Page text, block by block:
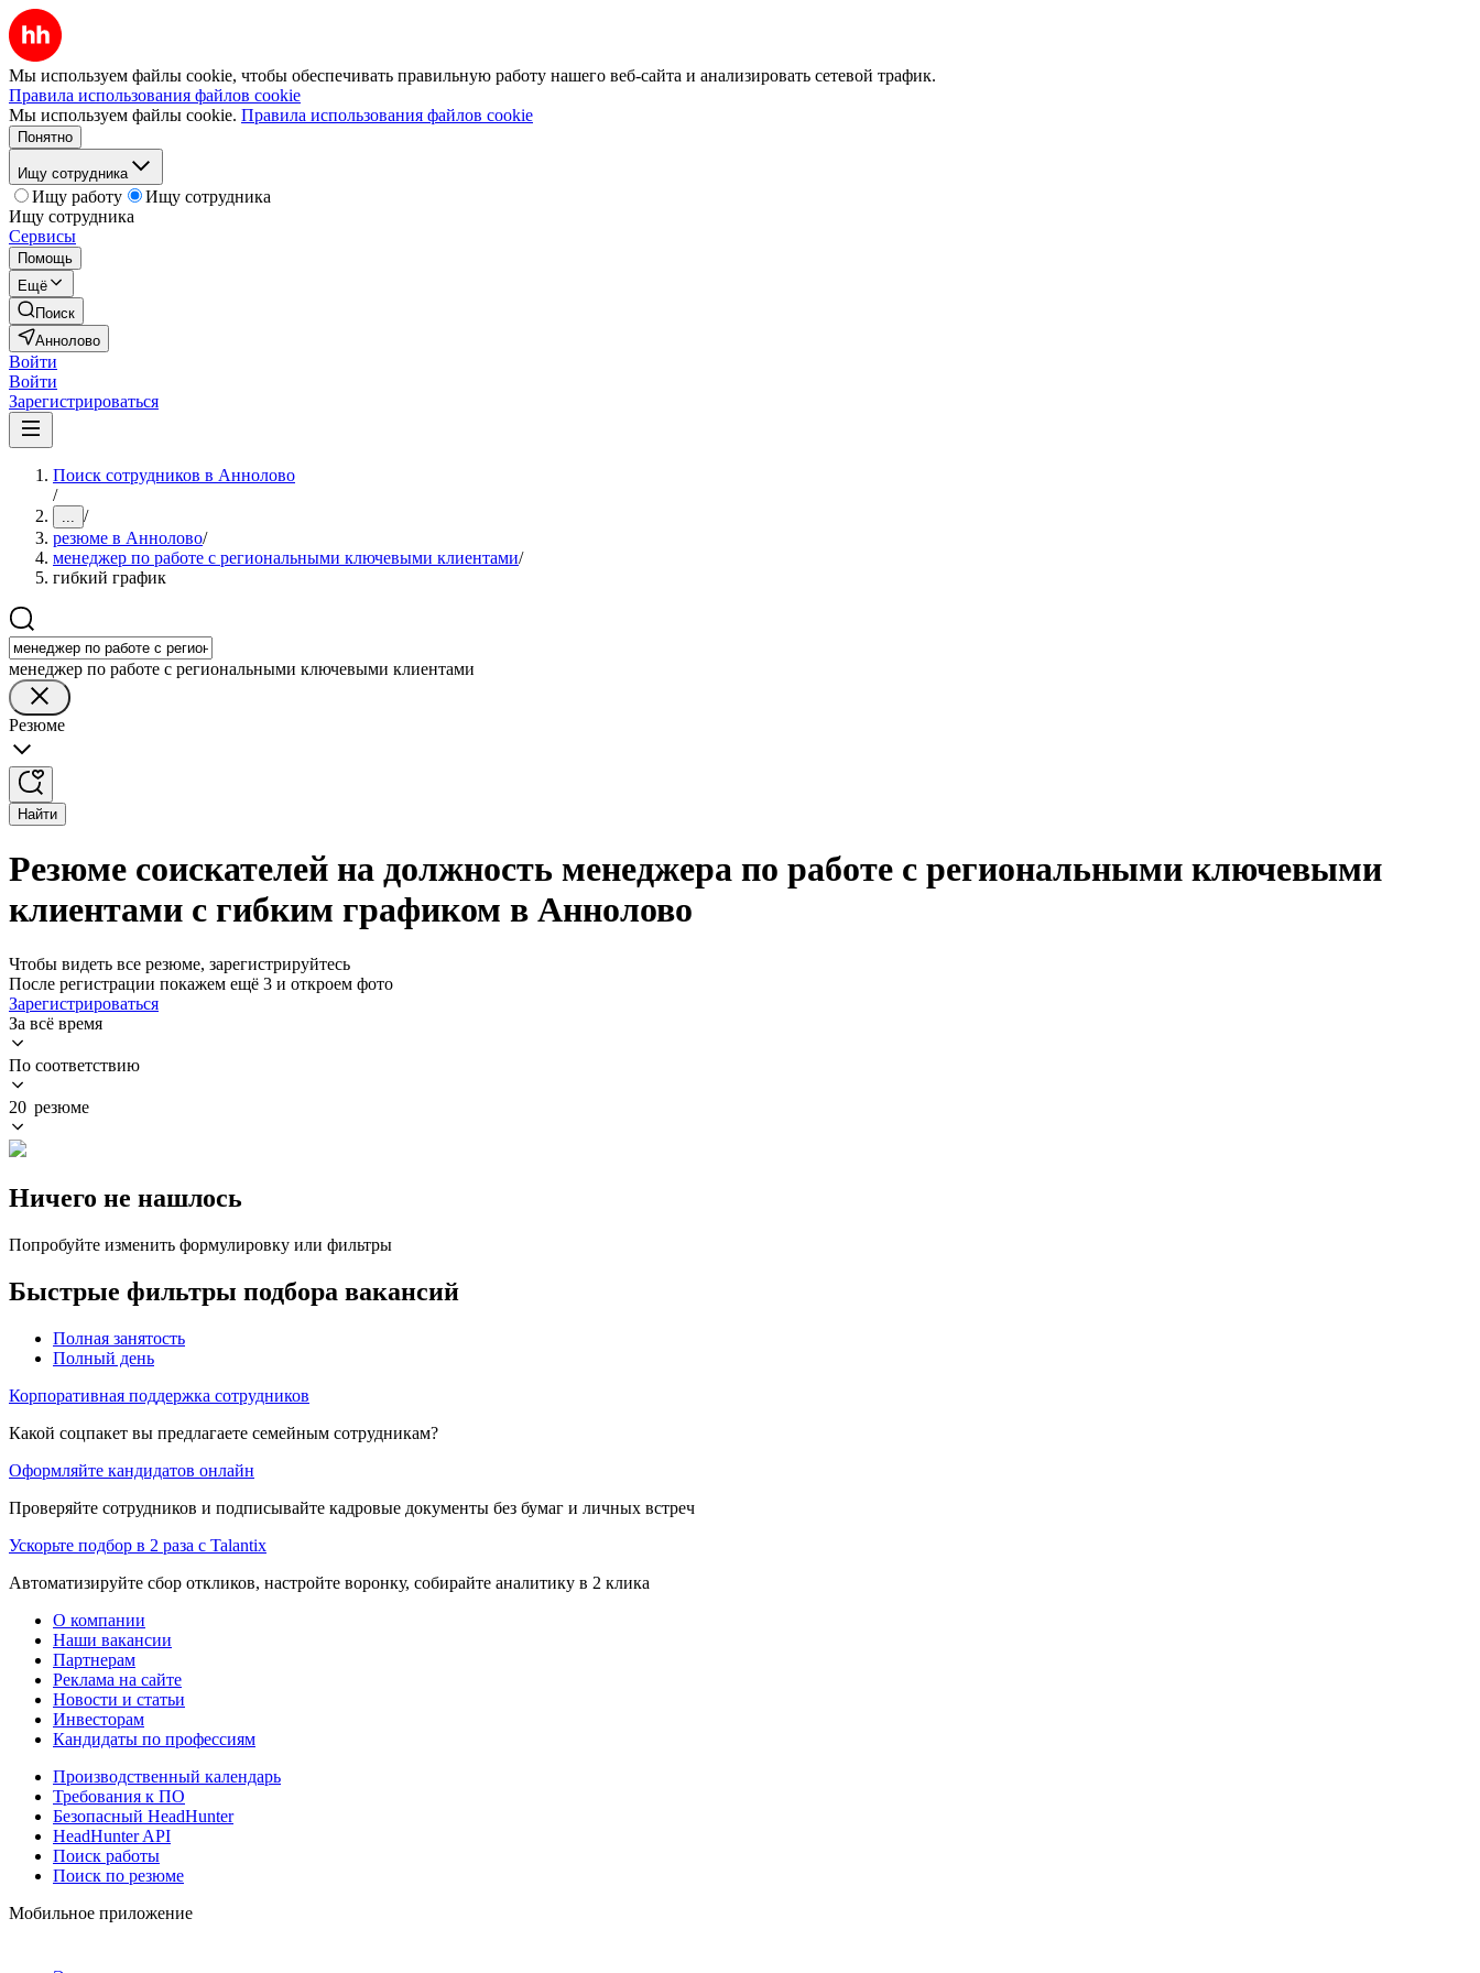
Мы используем файлы cookie, чтобы обеспечивать правильную работу нашего веб-сайта и анализировать сетевой трафик.
Правила использования файлов cookie
Мы используем файлы cookie. Правила использования файлов cookie
Понятно
Ищу сотрудника
Ищу работу
Ищу сотрудника
Ищу сотрудника
Сервисы
Помощь
Ещё
Поиск
Аннолово
Войти
Войти
Зарегистрироваться
Поиск сотрудников в Аннолово
/
... /
резюме в Аннолово/
менеджер по работе с региональными ключевыми клиентами/
гибкий график
менеджер по работе с региональными ключевыми клиентами
Резюме
Найти
Резюме соискателей на должность менеджера по работе с региональными ключевыми
клиентами с гибким графиком в Аннолово
Чтобы видеть все резюме, зарегистрируйтесь
После регистрации покажем ещё 3 и откроем фото
Зарегистрироваться
За всё время
По соответствию
20 резюме
Ничего не нашлось
Попробуйте изменить формулировку или фильтры
Быстрые фильтры подбора вакансий
Полная занятость
Полный день
Корпоративная поддержка сотрудников
Какой соцпакет вы предлагаете семейным сотрудникам?
Оформляйте кандидатов онлайн
Проверяйте сотрудников и подписывайте кадровые документы без бумаг и личных встреч
Ускорьте подбор в 2 раза с Talantix
Автоматизируйте сбор откликов, настройте воронку, собирайте аналитику в 2 клика
О компании
Наши вакансии
Партнерам
Реклама на сайте
Новости и статьи
Инвесторам
Кандидаты по профессиям
Производственный календарь
Требования к ПО
Безопасный HeadHunter
HeadHunter API
Поиск работы
Поиск по резюме
Мобильное приложение